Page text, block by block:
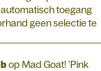
automatisch toegang
geen selectie te
op Mad Goat! 'Pink